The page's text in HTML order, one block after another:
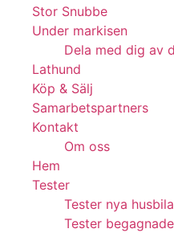
Stor Snubbe
Under markisen
Dela med dig av
Lathund
Köp & Sälj
Samarbetspartners
Kontakt
Om oss
Hem
Tester
Tester nya
Tester